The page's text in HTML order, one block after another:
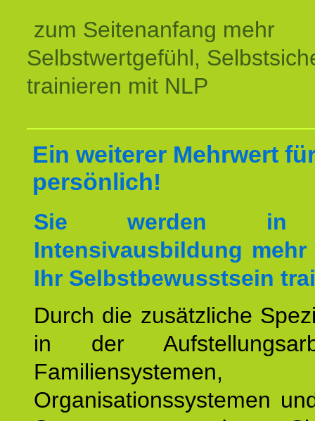
zum Seitenanfang mehr
Selbstwertgefühl,
trainieren mit NLP
Ein weiterer Mehrwert
persönlich!
Sie werden in
Intensivausbildung
Ihr Selbstbewusstsein
Durch die zusätzliche
in der
Familiensystemen,
Organisationssystemen